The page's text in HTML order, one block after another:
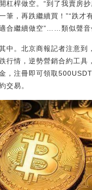
杠桿做空。“到了我賣房抄
筆，再跌繼續買！”“跌才
合繼續做空”……類似聲音
中。北京商報記者注意到
行情，逆勢營銷合約工具
，注冊即可領取
交易。